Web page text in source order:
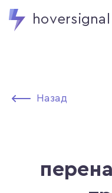
hoversignal
Назад